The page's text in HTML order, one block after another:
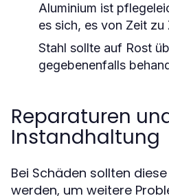
Aluminium ist
es sich, es von Zeit zu
Stahl sollte auf Rost
gegebenenfalls
Reparaturen
Instandhaltung
Bei Schäden sollten
werden, um weitere